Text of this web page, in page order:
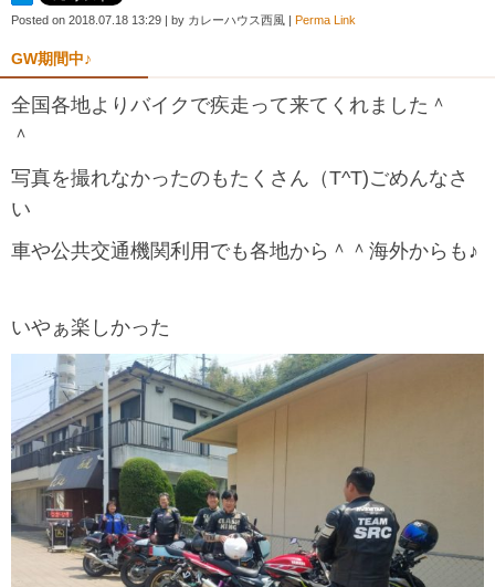
Posted on 2018.07.18 13:29 | by カレーハウス西風 | Perma Link
GW期間中♪
全国各地よりバイクで疾走って来てくれました＾
＾
写真を撮れなかったのもたくさん（T^T)ごめんなさ
い
車や公共交通機関利用でも各地から＾＾海外からも♪
いやぁ楽しかった